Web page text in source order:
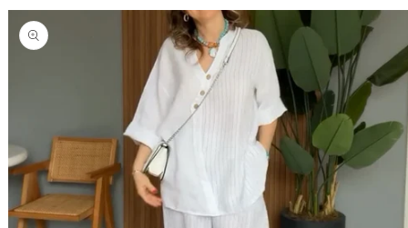
Kihagyás, és
ugrás a
termékadatokra